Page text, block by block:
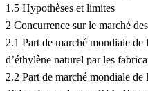
1.5 Hypothèses et limites
2 Concurrence sur le marché
2.1 Part de marché mondiale de
d’éthylène naturel par les
2.2 Part de marché mondiale